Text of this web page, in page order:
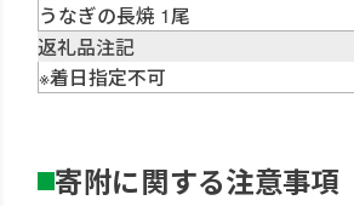
うなぎの長焼 1尾
返礼品注記
※着日指定不可
寄附に関する注意事項